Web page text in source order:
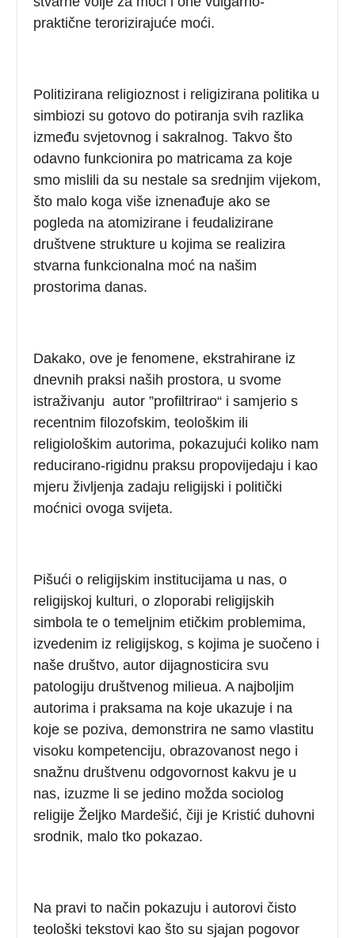
praktične terorizirajuće moći.
Politizirana religioznost i religizirana politika u
simbiozi su gotovo do potiranja svih razlika
između svjetovnog i sakralnog. Takvo što
odavno funkcionira po matricama za koje
smo mislili da su nestale sa srednjim vijekom,
što malo koga više iznenađuje ako se
pogleda na atomizirane i feudalizirane
društvene strukture u kojima se realizira
stvarna funkcionalna moć na našim
prostorima danas.
Dakako, ove je fenomene, ekstrahirane iz
dnevnih praksi naših prostora, u svome
istraživanju autor ”profiltrirao“ i samjerio s
recentnim filozofskim, teološkim ili
religiološkim autorima, pokazujući koliko nam
reducirano-rigidnu praksu propovijedaju i kao
mjeru življenja zadaju religijski i politički
moćnici ovoga svijeta.
Pišući o religijskim institucijama u nas, o
religijskoj kulturi, o zloporabi religijskih
simbola te o temeljnim etičkim problemima,
izvedenim iz religijskog, s kojima je suočeno i
naše društvo, autor dijagnosticira svu
patologiju društvenog milieua. A najboljim
autorima i praksama na koje ukazuje i na
koje se poziva, demonstrira ne samo vlastitu
visoku kompetenciju, obrazovanost nego i
snažnu društvenu odgovornost kakvu je u
nas, izuzme li se jedino možda sociolog
religije Željko Mardešić, čiji je Kristić duhovni
srodnik, malo tko pokazao.
Na pravi to način pokazuju i autorovi čisto
teološki tekstovi kao što su sjajan pogovor